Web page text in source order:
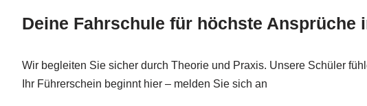
Deine Fahrschule für höchste Ansprüche
Wir begleiten Sie sicher durch Theorie und Praxis. Unsere Schüler
Ihr Führerschein beginnt hier – melden Sie sich an